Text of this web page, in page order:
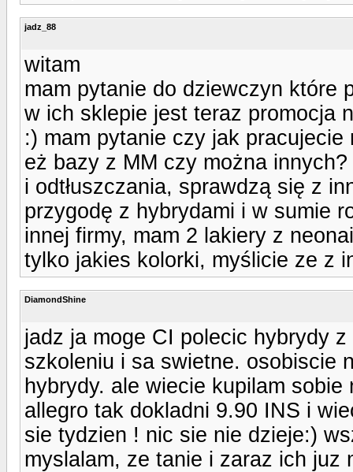
jadz_88
witam
mam pytanie do dziewczyn które
w ich sklepie jest teraz promocja
:) mam pytanie czy jak
eż bazy z MM czy można
i odtłuszczania, sprawdzą się z
przygodę z hybrydami i w sumie
innej firmy, mam 2 lakiery z
tylko jakies kolorki, myślicie ze z
DiamondShine
jadz ja moge CI polecic hybrydy
szkoleniu i sa swietne. osobiscie
hybrydy. ale wiecie kupilam
allegro tak dokladni 9.90 INS i
sie tydzien ! nic sie nie dzieje:)
myslalam, ze tanie i zaraz ich juz